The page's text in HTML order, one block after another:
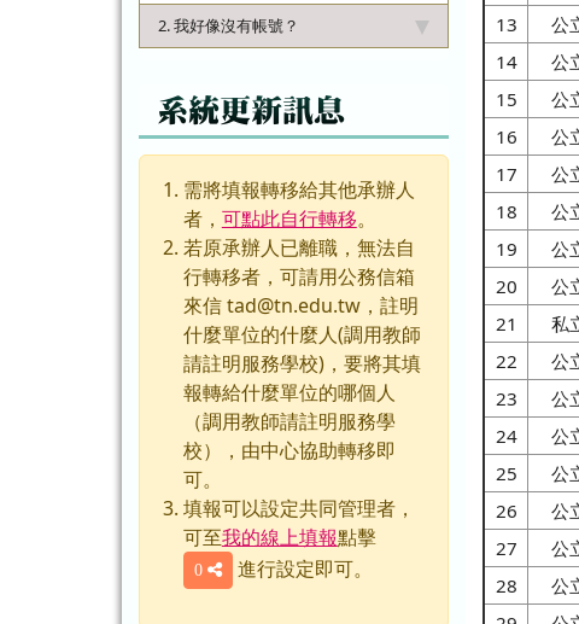
2. 我好像沒有帳號？
系統更新訊息
需將填報轉移給其他承辦人
者， 可點此自行轉移。
若原承辦人已離職，無法自
行轉移者，可請用公務信箱
來信 tad@tn.edu.tw，註明
什麼單位的什麼人(調用教師
請註明服務學校)，要將其填
報轉給什麼單位的哪個人
（調用教師請註明服務學
校），由中心協助轉移即
可。
填報可以設定共同管理者，
可至我的線上填報點擊
0 進行設定即可。
13
公
14
公
15
公
16
公
17
公
18
公
19
公
20
公
21
私
22
公
23
公
24
公
25
公
26
公
27
公
28
公